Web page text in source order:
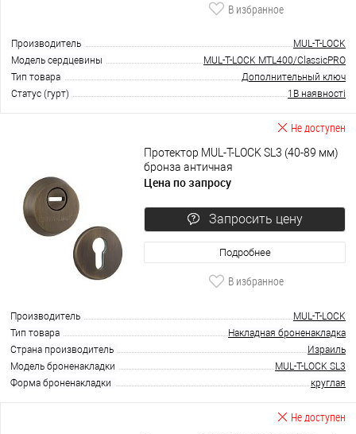
В избранное
Производитель
MUL-T-LOCK
Модель сердцевины
MUL-T-LOCK MTL400/ClassicPRO
Тип товара
Дополнительный ключ
Статус (гурт)
1В наявності
Не доступен
Протектор MUL-T-LOCK SL3 (40-89 мм)
бронза античная
Цена по запросу
Запросить цену
Подробнее
В избранное
Производитель
MUL-T-LOCK
Тип товара
Накладная броненакладка
Страна производитель
Израиль
Модель броненакладки
MUL-T-LOCK SL3
Форма броненакладки
круглая
Не доступен